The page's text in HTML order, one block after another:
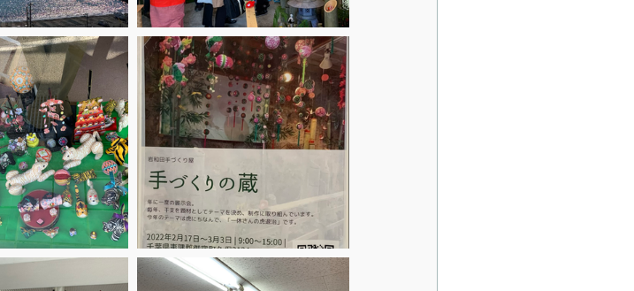
月の灯 商店街の行事 講演会 書籍